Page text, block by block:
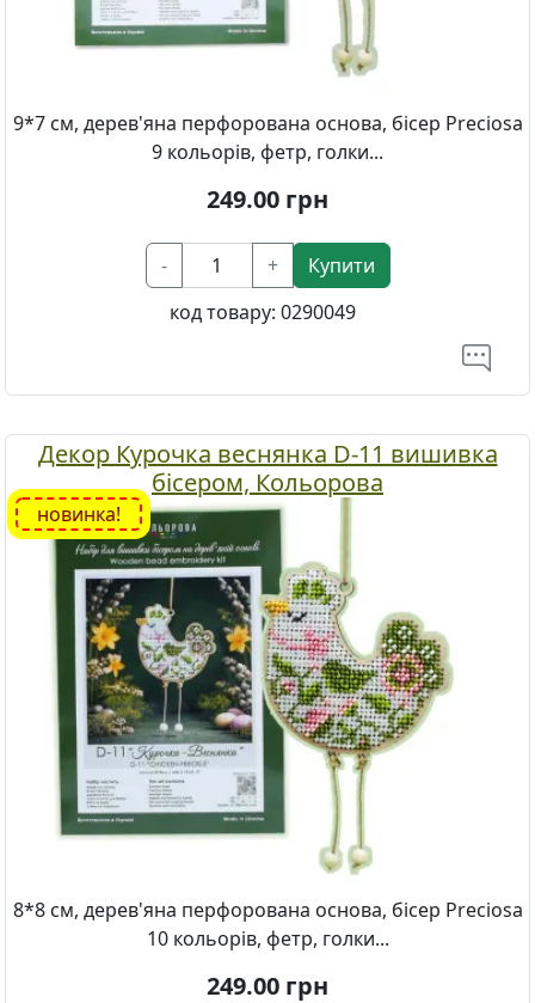
9*7 см, дерев'яна перфорована основа, бісер Preciosa
9 кольорів, фетр, голки...
249.00 грн
- +
Купити
код товару: 0290049
Декор Курочка веснянка D-11 вишивка
бісером, Кольорова
новинка!
8*8 см, дерев'яна перфорована основа, бісер Preciosa
10 кольорів, фетр, голки...
249.00 грн